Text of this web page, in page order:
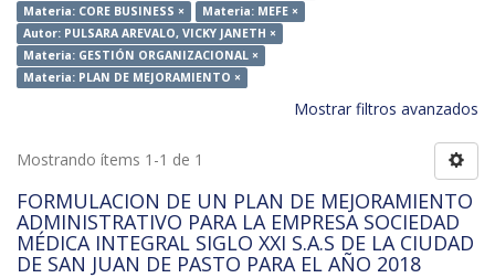
Materia: CORE BUSINESS ×
Materia: MEFE ×
Autor: PULSARA AREVALO, VICKY JANETH ×
Materia: GESTIÓN ORGANIZACIONAL ×
Materia: PLAN DE MEJORAMIENTO ×
Mostrar filtros avanzados
Mostrando ítems 1-1 de 1
FORMULACION DE UN PLAN DE MEJORAMIENTO
ADMINISTRATIVO PARA LA EMPRESA SOCIEDAD
MÉDICA INTEGRAL SIGLO XXI S.A.S DE LA CIUDAD
DE SAN JUAN DE PASTO PARA EL AÑO 2018